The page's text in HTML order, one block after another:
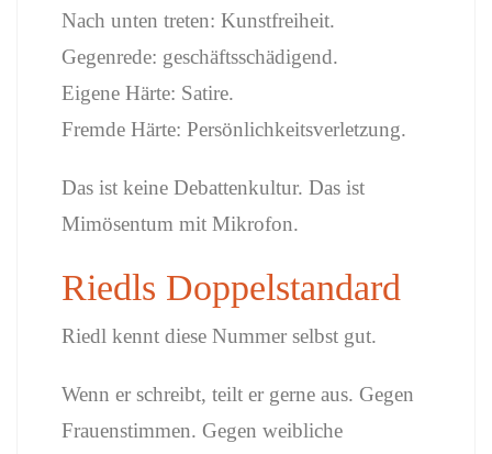
Nach unten treten: Kunstfreiheit.
Gegenrede: geschäftsschädigend.
Eigene Härte: Satire.
Fremde Härte: Persönlichkeitsverletzung.
Das ist keine Debattenkultur. Das ist
Mimösentum mit Mikrofon.
Riedls Doppelstandard
Riedl kennt diese Nummer selbst gut.
Wenn er schreibt, teilt er gerne aus. Gegen
Frauenstimmen. Gegen weibliche